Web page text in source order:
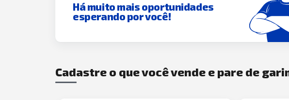
Há muito mais oportunidades
esperando por você!
Cadastre o que você vende e pare de